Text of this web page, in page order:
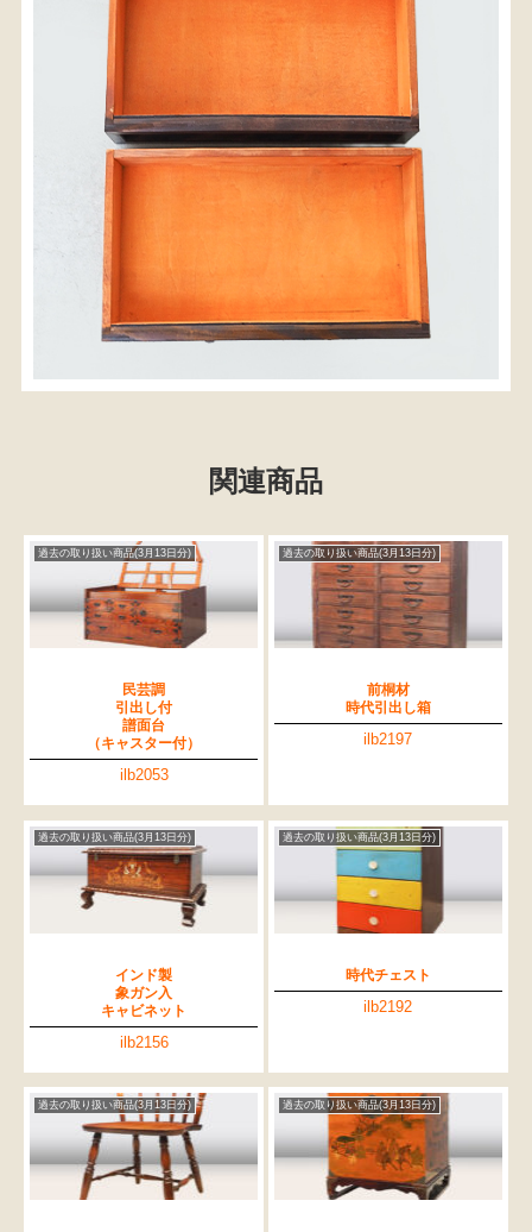
関連商品
過去の取り扱い商品(3月13日分)
民芸調
引出し付
譜面台
（キャスター付）
ilb2053
過去の取り扱い商品(3月13日分)
前桐材
時代引出し箱
ilb2197
過去の取り扱い商品(3月13日分)
インド製
象ガン入
キャビネット
ilb2156
過去の取り扱い商品(3月13日分)
時代チェスト
ilb2192
過去の取り扱い商品(3月13日分) 過去の取り扱い商品(3月13日分)